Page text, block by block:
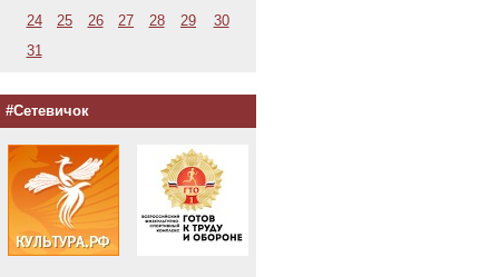
24
25 26 27 28 29
30
31
#Сетевичок